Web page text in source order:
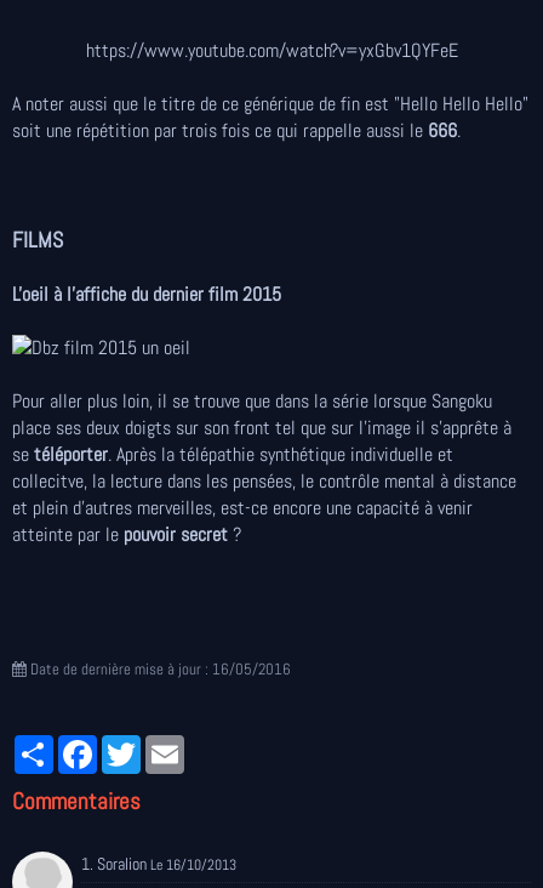
https://www.youtube.com/watch?v=yxGbv1QYFeE
A noter aussi que le titre de ce générique de fin est "Hello Hello Hello"
soit une répétition par trois fois ce qui rappelle aussi le 666.
FILMS
L'oeil à l'affiche du dernier film 2015
Pour aller plus loin, il se trouve que dans la série lorsque Sangoku
place ses deux doigts sur son front tel que sur l'image il s'apprête à
setéléporter. Après la télépathie synthétique individuelle et
collecitve, la lecture dans les pensées, le contrôle mental à distance
et plein d'autres merveilles, est-ce encore une capacité à venir
atteinte par le pouvoir secret ?
Date de dernière mise à jour : 16/05/2016
PartagerFacebookTwitter
Commentaires
1. Soralion Le 16/10/2013